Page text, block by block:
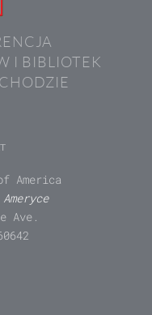
I BIBLIOTEK
America
Ave.